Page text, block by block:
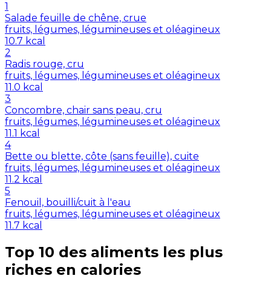
1
Salade feuille de chêne, crue
fruits, légumes, légumineuses et oléagineux
10.7 kcal
2
Radis rouge, cru
fruits, légumes, légumineuses et oléagineux
11.0 kcal
3
Concombre, chair sans peau, cru
fruits, légumes, légumineuses et oléagineux
11.1 kcal
4
Bette ou blette, côte (sans feuille), cuite
fruits, légumes, légumineuses et oléagineux
11.2 kcal
5
Fenouil, bouilli/cuit à l'eau
fruits, légumes, légumineuses et oléagineux
11.7 kcal
Top 10 des aliments les plus
riches en calories